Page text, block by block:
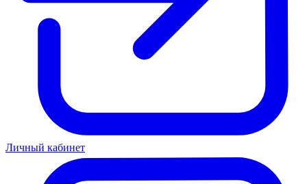
Личный кабинет